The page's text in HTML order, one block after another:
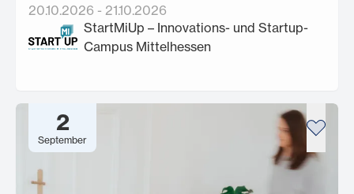
20.10.2026 - 21.10.2026
StartMiUp – Innovations- und Startup-
Campus Mittelhessen
2
September